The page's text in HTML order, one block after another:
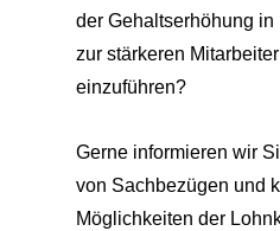
der Gehaltserhöhung in
zur stärkeren
einzuführen?
Gerne informieren wir
von Sachbezügen und
Möglichkeiten der